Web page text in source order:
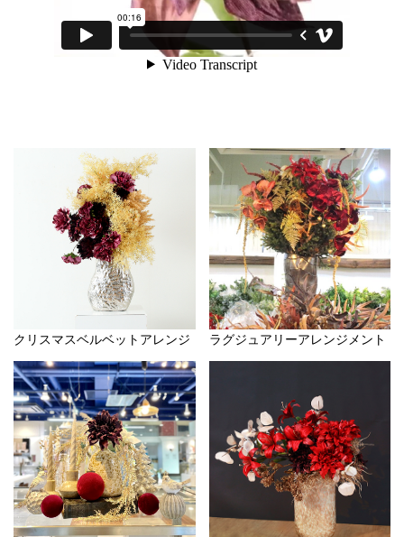
クリスマスベルベットアレンジ ラグジュアリーアレンジメント